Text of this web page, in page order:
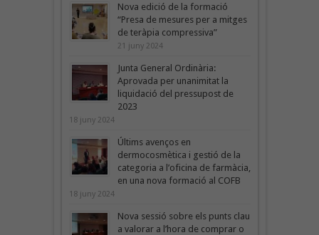
Nova edició de la formació
“Presa de mesures per a mitges
de teràpia compressiva”
21 juny 2024
Junta General Ordinària:
Aprovada per unanimitat la
liquidació del pressupost de
2023
18 juny 2024
Últims avenços en
dermocosmètica i gestió de la
categoria a l’oficina de farmàcia,
en una nova formació al COFB
18 juny 2024
Nova sessió sobre els punts clau
a valorar a l’hora de comprar o